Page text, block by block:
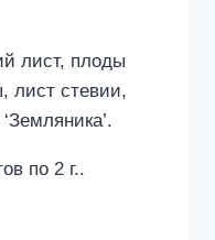
лист, плоды
лист стевии,
по 2 г..